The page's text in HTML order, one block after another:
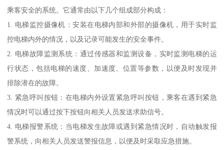
乘客安全的系统。它通常由以下几个组成部分构成：
1. 电梯监控摄像机：安装在电梯内部和外部的摄像机，用于实时监
控电梯内外的情况，以及记录可能发生的安全事件。
2. 电梯故障监测系统：通过传感器和监测设备，实时监测电梯的运
行状态，包括电梯的速度、加速度、位置等参数，以便及时发现并
排除潜在的故障。
3. 紧急呼叫按钮：在电梯内外设置紧急呼叫按钮，乘客在遇到紧急
情况时可以通过按下按钮向相关人员发送求助信号。
4. 电梯报警系统：当电梯发生故障或遇到紧急情况时，自动触发报
警系统，向相关人员发送警报信息，以便及时采取应急措施。